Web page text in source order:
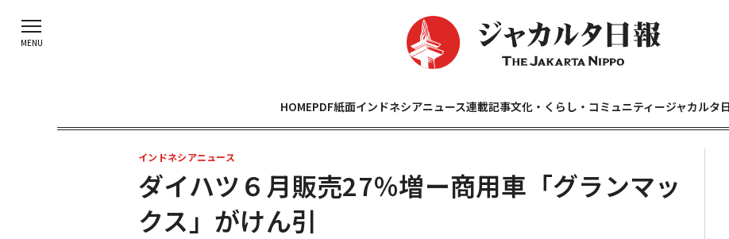
HOMEPDF紙面インドネシアニュース連載記事文化・くらし・コミュニティージャカルタ
インドネシアニュース
ダイハツ６月販売27％増ー商用車「グランマッ
クス」がけん引